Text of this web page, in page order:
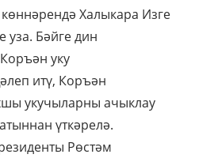
Халыкара Изге
уза. Бәйге дин
уку
итү, Коръән
укучыларны ачыклау
үткәрелә.
Рөстәм